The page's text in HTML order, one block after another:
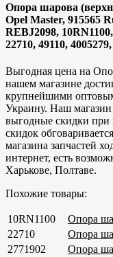
Опора шарова
Opel Master, 915565
REBJ2098,
22710, 49110,
Выгодная цена на
нашем магазине
крупнейшими
Украину. Наш магазин
выгодные скидки при
скидок
магазина запчастей
интернет, есть
Харькове, Полтаве.
Похожие товары:
10RN1100 Опора
22710
Опора
2771902
Опора